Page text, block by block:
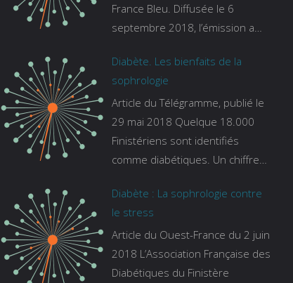
France Bleu. Diffusée le 6
septembre 2018, l’émission a
le site de france bleu :
https://www.francebleu.fr/emissi
ons/les-experts/breizh-izel/vos-
questions-sur-le-sommeil
Diabète. Les bienfaits de la
sophrologie
Article du Télégramme, publié le
29 mai 2018 Quelque 18.000
Finistériens sont identifiés
comme diabétiques. Un chiffre
tous ceux qui s’ignorent. « C’est
une pathologie qui continue à
augmenter, souligne Gaïanne
Gazeau, directrice adjointe de la
Caisse primaire d’assurance-
Diabète : La sophrologie contre
le stress
Article du Ouest-France du 2 juin
2018 L’Association Française des
Diabétiques du Finistère